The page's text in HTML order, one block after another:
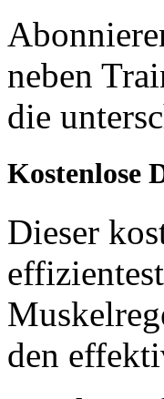
neben
die
Kostenlose
Dieser
den